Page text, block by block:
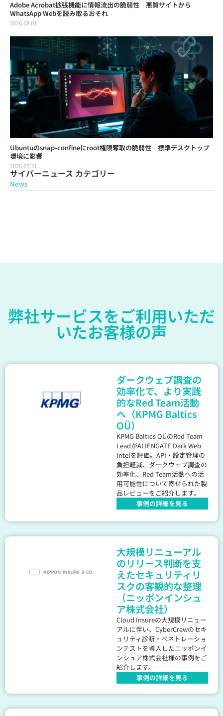
Adobe Acrobat拡張機能に情報流出の脆弱性 悪質サイトから
WhatsApp Webを読み取るおそれ
2026.08.01
Ubuntuのsnap-confineにroot権限奪取の脆弱性 標準デスクトップ
環境に影響
2026.07.31
サイバーニュース カテゴリー
News
弊社サービスをご利用いただ
いたお客様の声
ダークウェブ調査の
効率化で、より実践
的なRed Team活動
へ（KPMG Baltics
OÜ）
KPMG Baltics OÜのRed Team
LeadがALIENGATE Dark Web
Intelを評価。API・設定管理の
負担軽減、ダークウェブ調査の
効率化、Red Team活動への活
用可能性について寄せられた製
品レビューをご紹介します。
事例の詳細を見る
大規模リニューアル
のリリース判断を支
えたセキュリティリ
スクの客観的な整理
（ニッポンインシュ
ア株式会社）
Cloud Insureの大規模リニュー
アルに伴い、CyberCrewのセキ
ュリティ診断・ペネトレーショ
ンテストを導入したニッポンイ
ンシュア株式会社様の事例をご
紹介します。
事例の詳細を見る